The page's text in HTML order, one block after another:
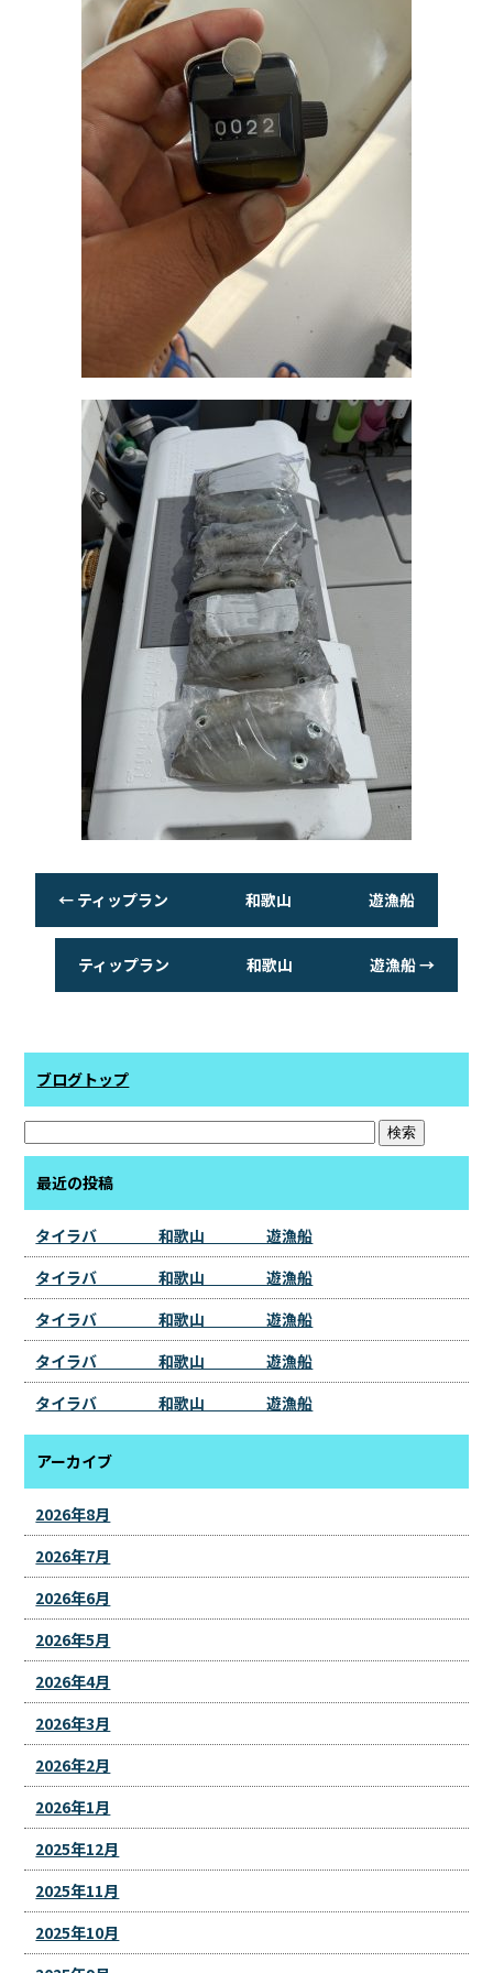
← ティップラン 和歌山 遊漁船
ティップラン 和歌山 遊漁船→
ブログトップ
最近の投稿
タイラバ 和歌山 遊漁船
タイラバ 和歌山 遊漁船
タイラバ 和歌山 遊漁船
タイラバ 和歌山 遊漁船
タイラバ 和歌山 遊漁船
アーカイブ
2026年8月
2026年7月
2026年6月
2026年5月
2026年4月
2026年3月
2026年2月
2026年1月
2025年12月
2025年11月
2025年10月